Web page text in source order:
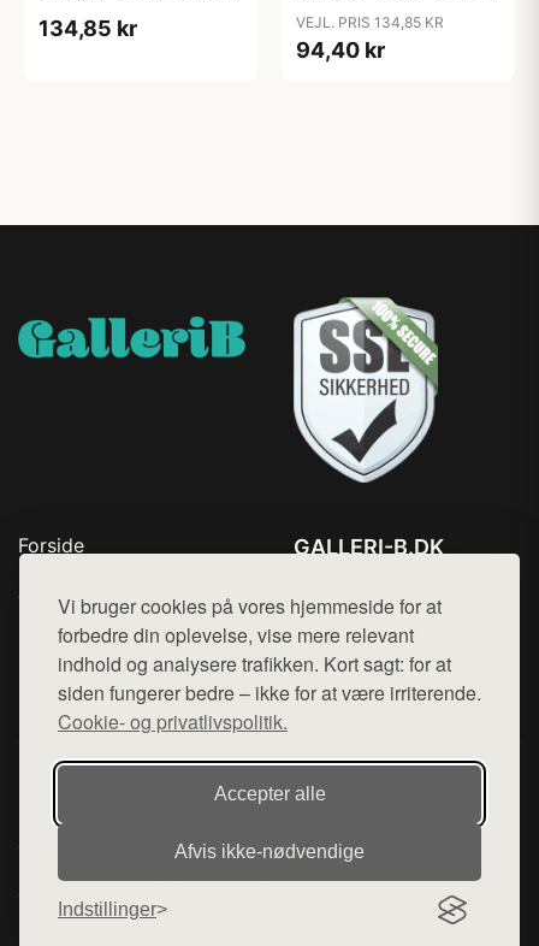
Vi bruger cookies på vores hjemmeside for at
forbedre din oplevelse, vise mere relevant
indhold og analysere trafikken. Kort sagt: for at
siden fungerer bedre – ikke for at være irriterende.
Cookie- og privatlivspolitik.
Accepter alle
Afvis ikke‑nødvendige
Indstillinger
134,85 kr VEJL. PRIS 134,85 KR
94,40 kr
Forside
Top Rabatter
Blog
Kontakt
GALLERI-B.DK
Mail: hej@want.dk
Cookie- og privatlivspolitik
Denne side er en del af want.dk, der udgiver en række
hjemmesider med præsentation af forskellige produkter fra
diverse webshops. Der sælges ikke varer fra denne side - vi
henviser til de shops, som sælger varen. Vi har heller ikke
varerne på lager.